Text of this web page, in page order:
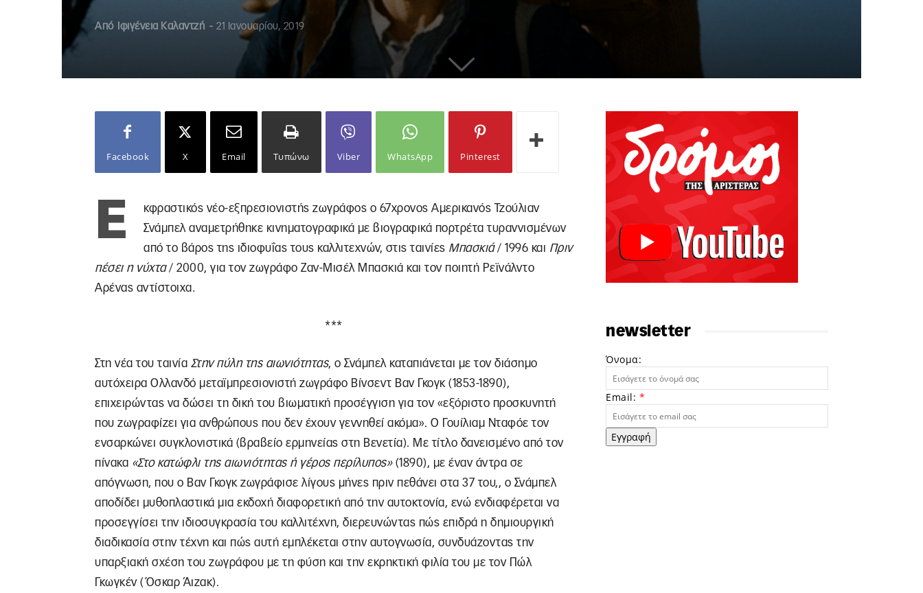
Από Ιφιγένεια Καλαντζή - 21 Ιανουαρίου, 2019
Facebook X Email Τυπώνω Viber WhatsApp Pinterest
Ε
κφραστικός νέο-εξπρεσιονιστής ζωγράφος ο 67χρονος Αμερικανός Τζούλιαν
Σνάμπελ αναμετρήθηκε κινηματογραφικά με βιογραφικά πορτρέτα τυραννισμένων
από το βάρος της ιδιοφυΐας τους καλλιτεχνών, στις ταινίες Μπασκιά/ 1996 και Πριν
πέσει η νύχτα/ 2000, για τον ζωγράφο Ζαν-Μισέλ Μπασκιά και τον ποιητή Ρεϊνάλντο
Αρένας αντίστοιχα.
***
Στη νέα του ταινία Στην πύλη της αιωνιότητας, ο Σνάμπελ καταπιάνεται με τον διάσημο
αυτόχειρα Ολλανδό μεταϊμπρεσιονιστή ζωγράφο Βίνσεντ Βαν Γκογκ (1853-1890),
επιχειρώντας να δώσει τη δική του βιωματική προσέγγιση για τον «εξόριστο προσκυνητή
που ζωγραφίζει για ανθρώπους που δεν έχουν γεννηθεί ακόμα». Ο Γουίλιαμ Νταφόε τον
ενσαρκώνει συγκλονιστικά (βραβείο ερμηνείας στη Βενετία). Με τίτλο δανεισμένο από τον
πίνακα «Στο κατώφλι της αιωνιότητας ή γέρος περίλυπος» (1890), με έναν άντρα σε
απόγνωση, που ο Βαν Γκογκ ζωγράφισε λίγους μήνες πριν πεθάνει στα 37 του,, ο Σνάμπελ
αποδίδει μυθοπλαστικά μια εκδοχή διαφορετική από την αυτοκτονία, ενώ ενδιαφέρεται να
προσεγγίσει την ιδιοσυγκρασία του καλλιτέχνη, διερευνώντας πώς επιδρά η δημιουργική
διαδικασία στην τέχνη και πώς αυτή εμπλέκεται στην αυτογνωσία, συνδυάζοντας την
υπαρξιακή σχέση του ζωγράφου με τη φύση και την εκρηκτική φιλία του με τον Πώλ
Γκωγκέν (Όσκαρ Άιζακ).
newsletter
Όνομα:
Email: *
Εγγραφή